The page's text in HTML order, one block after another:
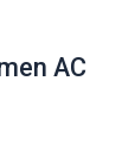
AC